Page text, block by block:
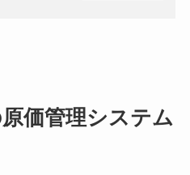
価管理システム